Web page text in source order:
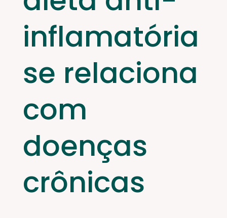
inflamatória
se relaciona
com
doenças
crônicas